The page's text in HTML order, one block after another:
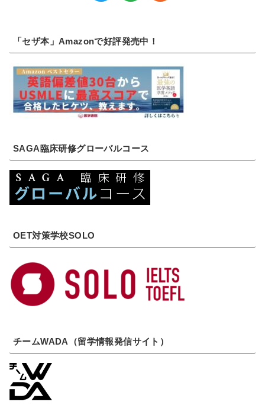
「セザ本」Amazonで好評発売中！
SAGA臨床研修グローバルコース
OET対策学校SOLO
チームWADA（留学情報発信サイト）